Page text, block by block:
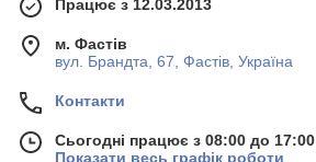
Працює з 12.03.2013
м. Фастів
вул. Брандта, 67, Фастів, Україна
Контакти
Сьогодні працює з 08:00 до 17:00
Показати весь графік роботи